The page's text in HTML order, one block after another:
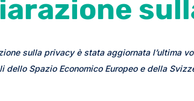
sulla privacy è stata aggiornata l’ultima
dello Spazio Economico Europeo e della